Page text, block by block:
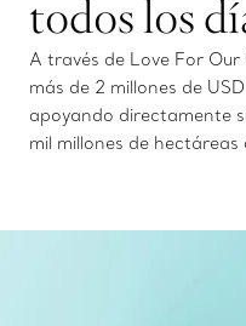
todos los
A través de Love For
más de 2 millones de
apoyando directamente
mil millones de